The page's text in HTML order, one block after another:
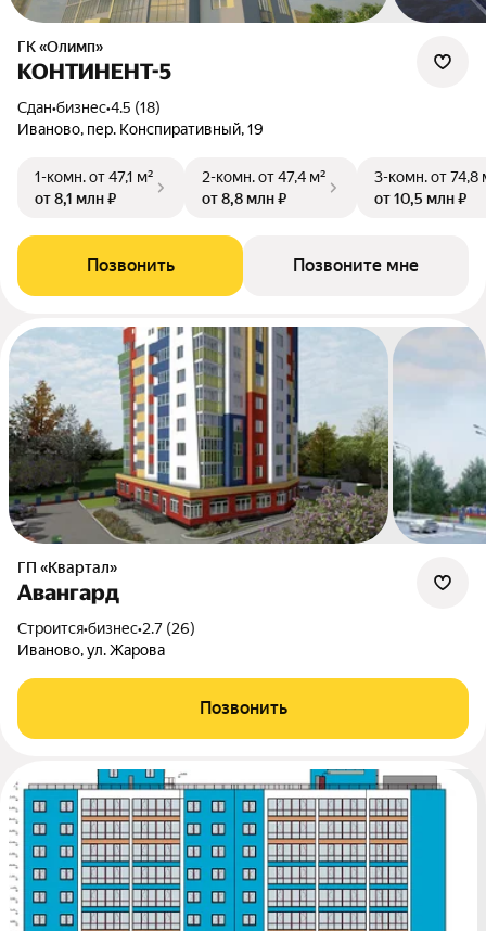
ГК «Олимп»
КОНТИНЕНТ-5
Сдан•бизнес•4.5 (18)
Иваново, пер. Конспиративный, 19
1-комн.от 47,1 м²
от 8,1 млн ₽
2-комн.от 47,4 м²
от 8,8 млн ₽
3-комн.от 74,8
от 10,5 млн ₽
Позвонить Позвоните мне
ГП «Квартал»
Авангард
Строится•бизнес•2.7 (26)
Иваново, ул. Жарова
Позвонить